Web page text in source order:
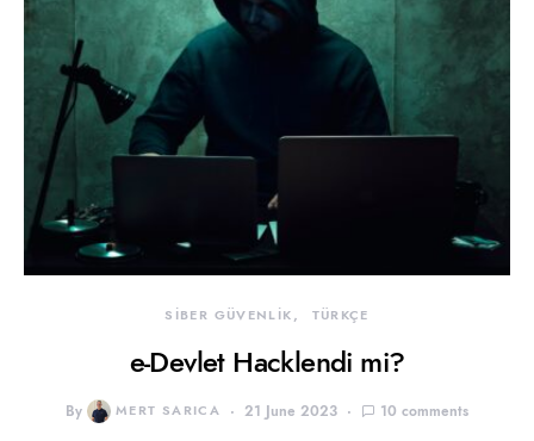
SİBER GÜVENLİK TÜRKÇE
e-Devlet Hacklendi mi?
By MERT SARICA 21 June 2023 10 comments